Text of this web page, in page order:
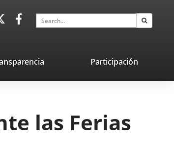
Link
application.
application.
Search
Participación
las Ferias